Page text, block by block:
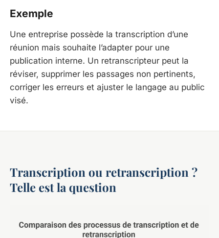
Exemple
Une entreprise possède la transcription d’une
réunion mais souhaite l’adapter pour une
publication interne. Un retranscripteur peut la
réviser, supprimer les passages non pertinents,
corriger les erreurs et ajuster le langage au public
visé.
Transcription ou retranscription ?
Telle est la question